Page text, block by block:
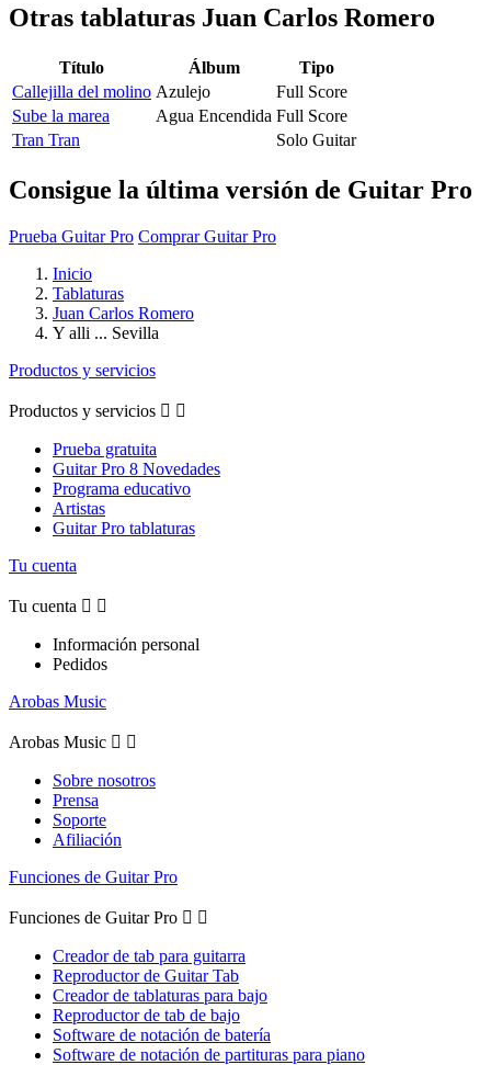
Otras tablaturas Juan Carlos Romero
Título Álbum
Tipo
Callejilla del molino Azulejo
Full Score
Sube la marea
Agua Encendida Full Score
Tran Tran
Solo Guitar
Consigue la última versión de Guitar Pro
Prueba Guitar Pro Comprar Guitar Pro
Inicio
Tablaturas
Juan Carlos Romero
Y alli ... Sevilla
Productos y servicios
Productos y servicios  
Prueba gratuita
Guitar Pro 8 Novedades
Programa educativo
Artistas
Guitar Pro tablaturas
Tu cuenta
Tu cuenta  
Información personal
Pedidos
Arobas Music
Arobas Music  
Sobre nosotros
Prensa
Soporte
Afiliación
Funciones de Guitar Pro
Funciones de Guitar Pro  
Creador de tab para guitarra
Reproductor de Guitar Tab
Creador de tablaturas para bajo
Reproductor de tab de bajo
Software de notación de batería
Software de notación de partituras para piano